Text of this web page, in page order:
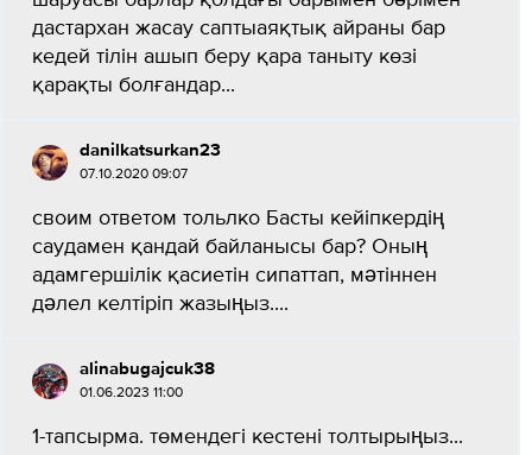
дастархан жасау саптыаяқтық айраны бар
кедей тілін ашып беру қара таныту көзі
қарақты болғандар...
danilkatsurkan23
07.10.2020 09:07
своим ответом тольлко Басты кейіпкердің
саудамен қандай байланысы бар? Оның
адамгершілік қасиетін сипаттап, мәтіннен
дәлел келтіріп жазыңыз....
alinabugajcuk38
01.06.2023 11:00
1-тапсырма. төмендегі кестені толтырыңыз...